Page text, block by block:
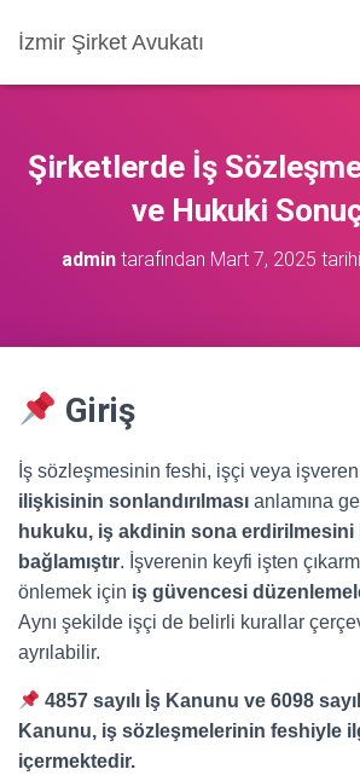
İzmir Şirket Avukatı
Şirketlerde İş
ve Hukuki
admin tarafından Mart 7, 2025
Giriş
İş sözleşmesinin feshi, işçi veya işveren
ilişkisinin sonlandırılması anlamına
hukuku, iş akdinin sona erdirilmesini
bağlamıştır. İşverenin keyfi işten
önlemek için iş güvencesi
Aynı şekilde işçi de belirli kurallar
ayrılabilir.
4857 sayılı İş Kanunu ve 6098
Kanunu, iş sözleşmelerinin feshiyle
içermektedir.